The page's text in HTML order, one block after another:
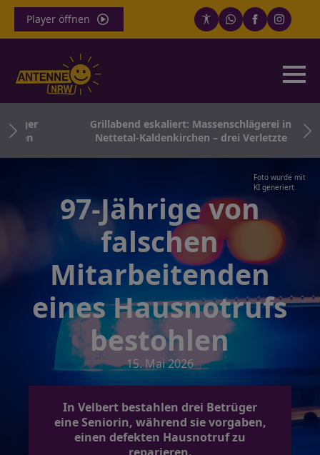
Player öffnen
Grillabend eskaliert: Massenschlägerei in
Nettetal-Kaldenkirchen – drei Verletzte
Foto wurde mit
KI generiert
97-Jährige von
falschen
Mitarbeitenden
eines Hausnotrufs
bestohlen
15. Mai 2026
In Velbert bestahlen drei Betrüger
eine Seniorin, während sie vorgaben,
einen defekten Hausnotruf zu